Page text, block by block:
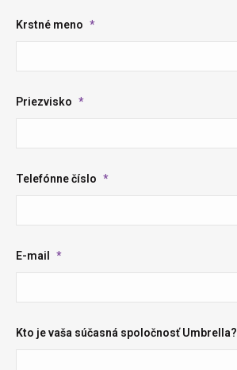
Krstné meno *
Priezvisko *
Telefónne číslo *
E-mail *
Kto je vaša súčasná spoločnosť Umbrella?